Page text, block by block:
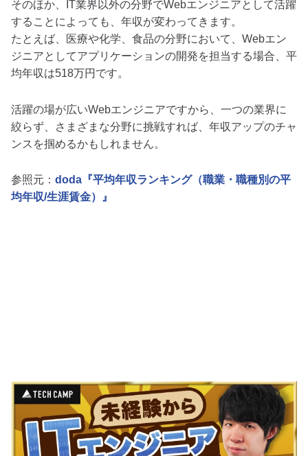
そのほか、IT業界以外の分野でWebエンジニアとして活躍
することによっても、年収が変わってきます。
たとえば、医療や化学、食品の分野において、Webエン
ジニアとしてアプリケーションの開発を担当する場合、平
均年収は518万円です。
活躍の場が広いWebエンジニアですから、一つの業界に
絞らず、さまざまな分野に挑戦すれば、年収アップのチャ
ンスを掴めるかもしれません。
参照元： doda『平均年収ランキング（職業・職種別の平
均年収/生涯賃金）』